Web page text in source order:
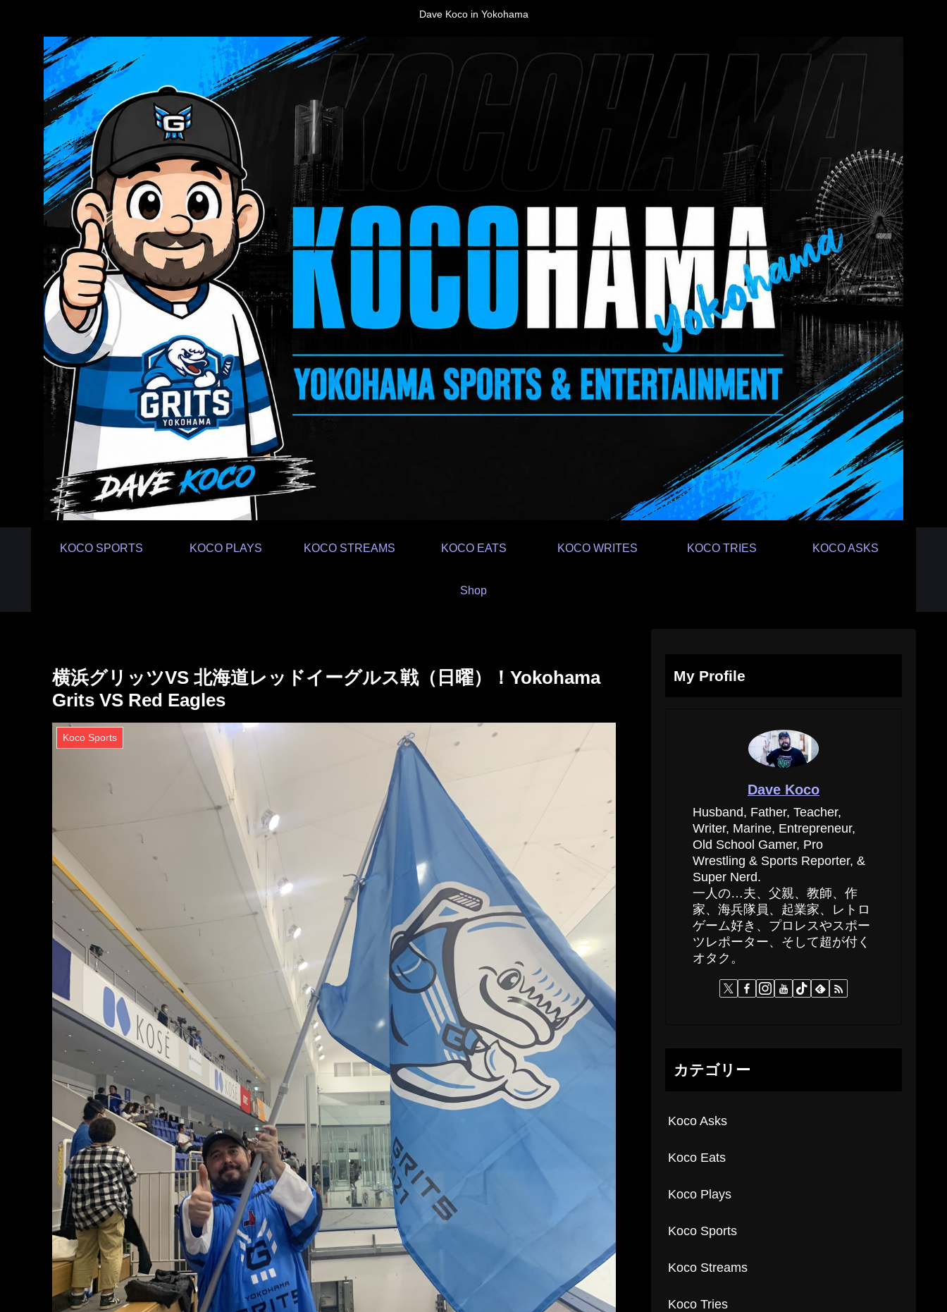
Dave Koco in Yokohama
KOCO SPORTS KOCO PLAYS KOCO STREAMS KOCO EATS KOCO WRITES KOCO TRIES KOCO ASKS
Shop
横浜グリッツVS 北海道レッドイーグルス戦（日曜）！Yokohama
Grits VS Red Eagles
Koco Sports
My Profile
Dave Koco
Husband, Father, Teacher,
Writer, Marine, Entrepreneur,
Old School Gamer, Pro
Wrestling & Sports Reporter, &
Super Nerd.
一人の…夫、父親、教師、作
家、海兵隊員、起業家、レトロ
ゲーム好き、プロレスやスポー
ツレポーター、そして超が付く
オタク。
カテゴリー
Koco Asks
Koco Eats
Koco Plays
Koco Sports
Koco Streams
Koco Tries